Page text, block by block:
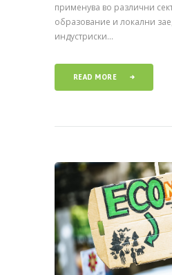
применува во различни
образование и локални
индустриски...
READ MORE